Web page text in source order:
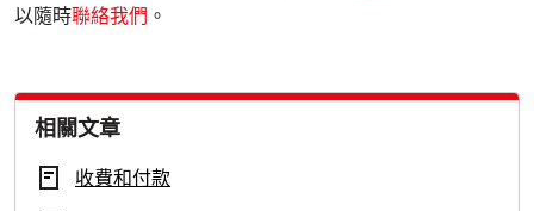
以隨時聯絡我們 。
相關文章
收費和付款